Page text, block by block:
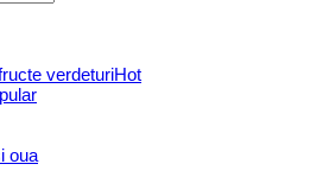
verdeturi
oua